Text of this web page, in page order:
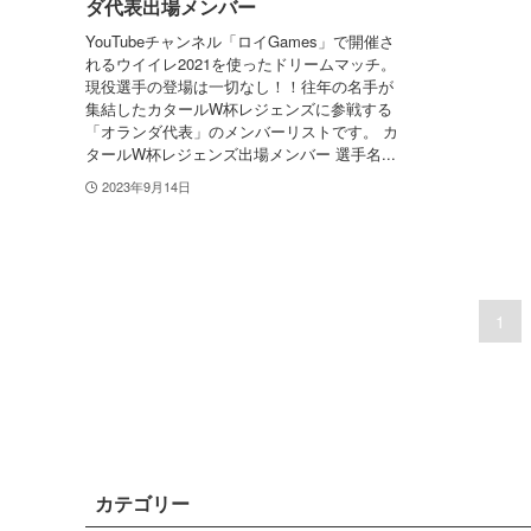
ダ代表出場メンバー
YouTubeチャンネル「ロイGames」で開催さ
れるウイイレ2021を使ったドリームマッチ。
現役選手の登場は一切なし！！往年の名手が
集結したカタールW杯レジェンズに参戦する
「オランダ代表」のメンバーリストです。 カ
タールW杯レジェンズ出場メンバー 選手名...
2023年9月14日
1
カテゴリー